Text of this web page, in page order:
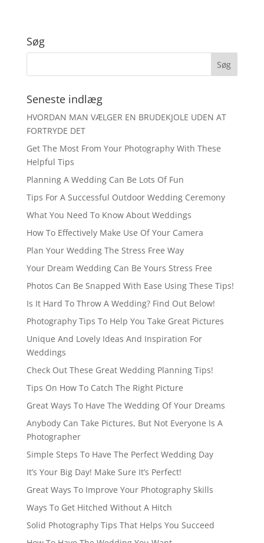
Søg
Seneste indlæg
HVORDAN MAN VÆLGER EN BRUDEKJOLE UDEN AT
FORTRYDE DET
Get The Most From Your Photography With These
Helpful Tips
Planning A Wedding Can Be Lots Of Fun
Tips For A Successful Outdoor Wedding Ceremony
What You Need To Know About Weddings
How To Effectively Make Use Of Your Camera
Plan Your Wedding The Stress Free Way
Your Dream Wedding Can Be Yours Stress Free
Photos Can Be Snapped With Ease Using These Tips!
Is It Hard To Throw A Wedding? Find Out Below!
Photography Tips To Help You Take Great Pictures
Unique And Lovely Ideas And Inspiration For
Weddings
Check Out These Great Wedding Planning Tips!
Tips On How To Catch The Right Picture
Great Ways To Have The Wedding Of Your Dreams
Anybody Can Take Pictures, But Not Everyone Is A
Photographer
Simple Steps To Have The Perfect Wedding Day
It’s Your Big Day! Make Sure It’s Perfect!
Great Ways To Improve Your Photography Skills
Ways To Get Hitched Without A Hitch
Solid Photography Tips That Helps You Succeed